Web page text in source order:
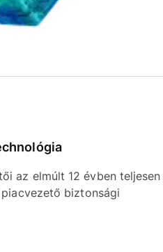
az elmúlt 12 évben teljesen
biztonsági